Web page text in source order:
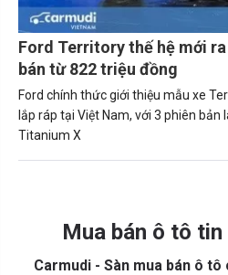
Ford Territory thế hệ mới
bán từ 822 triệu đồng
Ford chính thức giới thiệu mẫu xe
lắp ráp tại Việt Nam, với 3 phiên bản
Titanium X
Mua bán ô tô
Carmudi - Sàn mua bán ô